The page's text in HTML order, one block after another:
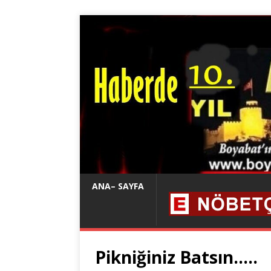
ANA– SAYFA
Pikniğiniz Batsın…..